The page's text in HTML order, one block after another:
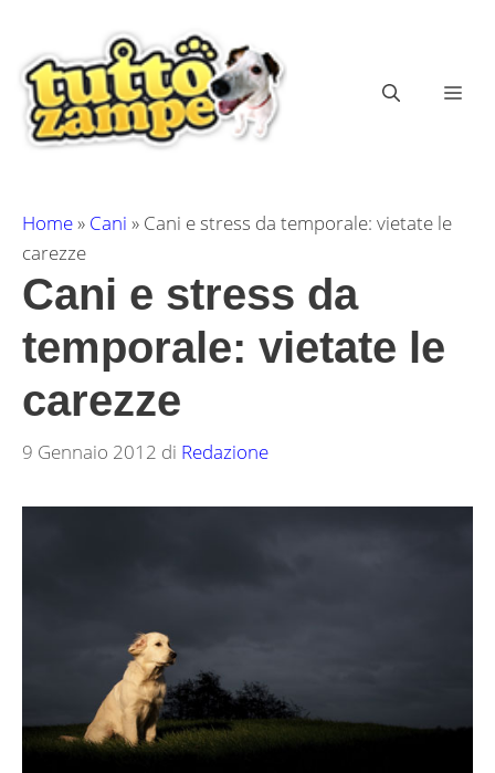
contenuto
Home» Cani » Cani e stress da temporale: vietate le
carezze
Cani e stress da
temporale: vietate le
carezze
9 Gennaio 2012 di Redazione